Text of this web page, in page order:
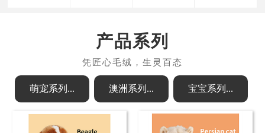
产品系列
萌宠系列... 澳洲系列... 宝宝系列...